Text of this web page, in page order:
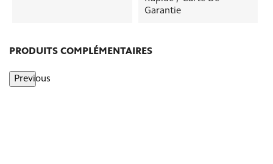
Garantie
PRODUITS COMPLÉMENTAIRES
Previous